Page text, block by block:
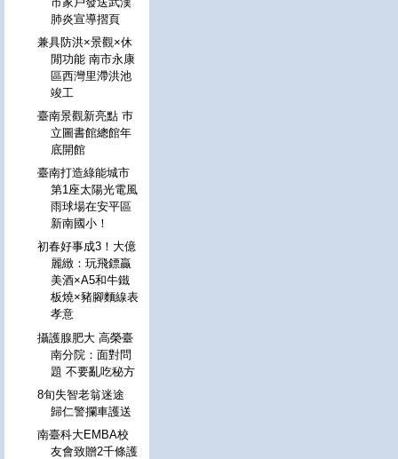
肺炎宣導摺頁
兼具防洪×景觀×休
閒功能 南市永康
區西灣里滯洪池
竣工
臺南景觀新亮點 巿
立圖書館總館年
底開館
臺南打造綠能城市
第1座太陽光電風
雨球場在安平區
新南國小！
初春好事成3！大億
麗緻：玩飛鏢贏
美酒×A5和牛鐵
板燒×豬腳麵線表
孝意
攝護腺肥大 高榮臺
南分院：面對問
題 不要亂吃秘方
8旬失智老翁迷途
歸仁警攔車護送
南臺科大EMBA校
友會致贈2千條護